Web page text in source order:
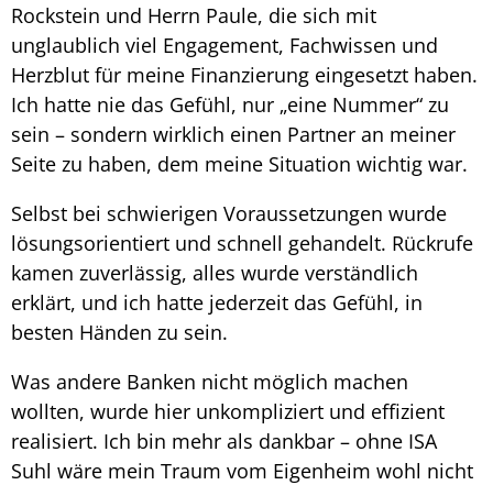
Rockstein und Herrn Paule, die sich mit
unglaublich viel Engagement, Fachwissen und
Herzblut für meine Finanzierung eingesetzt haben.
Ich hatte nie das Gefühl, nur „eine Nummer“ zu
sein – sondern wirklich einen Partner an meiner
Seite zu haben, dem meine Situation wichtig war.
Selbst bei schwierigen Voraussetzungen wurde
lösungsorientiert und schnell gehandelt. Rückrufe
kamen zuverlässig, alles wurde verständlich
erklärt, und ich hatte jederzeit das Gefühl, in
besten Händen zu sein.
Was andere Banken nicht möglich machen
wollten, wurde hier unkompliziert und effizient
realisiert. Ich bin mehr als dankbar – ohne ISA
Suhl wäre mein Traum vom Eigenheim wohl nicht